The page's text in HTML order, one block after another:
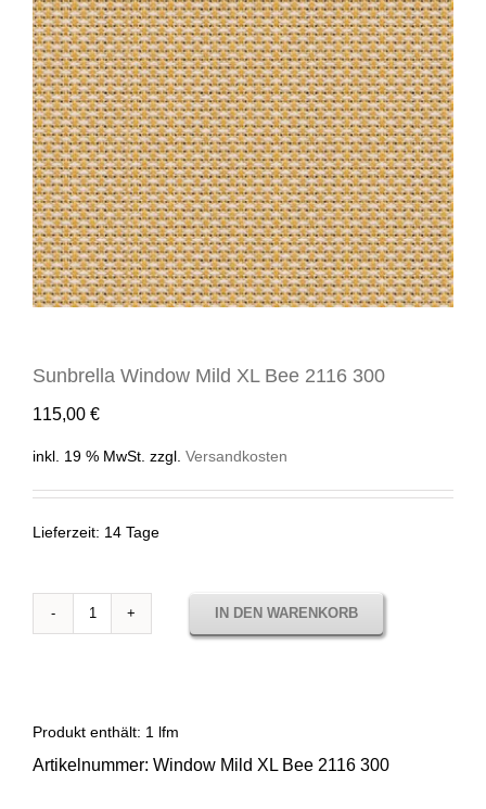
Sunbrella Window Mild XL Bee 2116 300
115,00 €
inkl. 19 % MwSt. zzgl. Versandkosten
Lieferzeit: 14 Tage
Sunbrella
Bee
IN DEN WARENKORB
Produkt enthält: 1 lfm
Artikelnummer: Window Mild XL Bee 2116 300